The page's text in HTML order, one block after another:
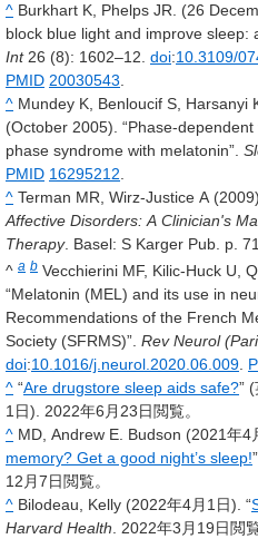
^ Burkhart K, Phelps JR. (26
block blue light and improve sleep:
Int 26 (8): 1602–12. doi:10.3109/
PMID 20030543
^ Mundey K, Benloucif S, Harsanyi
(October 2005). “Phase-
phase syndrome with melatonin”.
PMID 16295212
^ Terman MR, Wirz-Justice A
Affective Disorders: A Clinician's
Therapy. Basel: S Karger Pub. p.
^ a b Vecchierini MF, Kilic-Huck U,
“Melatonin (MEL) and its use in
Recommendations of the French
Society (SFRMS)”. Rev Neurol
doi:10.1016/j.neurol.2020.06.009
^ “Are drugstore sleep aids safe?”
1日). 2022年6月23日閲覧。
^ MD, Andrew E. Budson (2021年4
memory? Get a good night’s sleep!
12月7日閲覧。
^ Bilodeau, Kelly (2022年4月1日). “
Harvard Health . 2022年3月19日閲覧